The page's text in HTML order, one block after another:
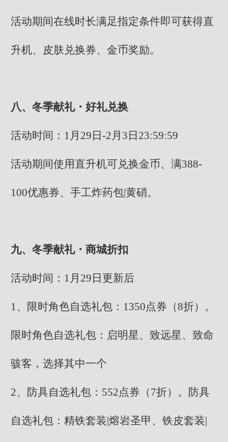
活动期间在线时长满足指定条件即可获得直
升机、皮肤兑换券、金币奖励。
八、冬季献礼・好礼兑换
活动时间：1月29日-2月3日23:59:59
活动期间使用直升机可兑换金币、满388-
100优惠券、手工炸药包|黄硝。
九、冬季献礼・商城折扣
活动时间：1月29日更新后
1、限时角色自选礼包：1350点券（8折）。
限时角色自选礼包：启明星、致远星、致命
骇客，选择其中一个
2、防具自选礼包：552点券（7折）。防具
自选礼包：精铁套装|熔岩圣甲、铁皮套装|